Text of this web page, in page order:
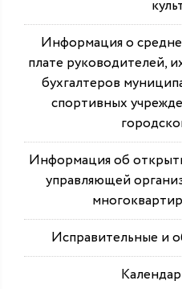
Информация о
плате руководителей,
бухгалтеров
спортивных
Информация об
управляющей
Исправительные и